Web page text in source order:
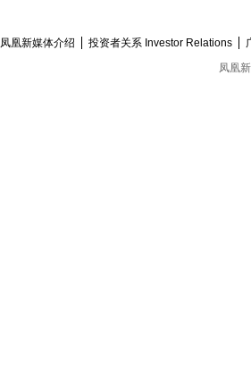
凤凰新媒体介绍 投资者关系 Investor Relations
凤凰